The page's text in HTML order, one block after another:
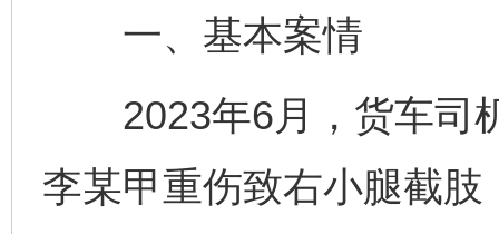
一、基本案情
2023年6月，货车司
李某甲重伤致右小腿截